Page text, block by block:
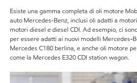
Esiste una gamma completa di oli motore
auto Mercedes-Benz, inclusi oli adatti a
motori diesel e diesel CDI. Ad esempio, ci
per essere adatti ai nuovi modelli Mercedes-
Mercedes C180 berlina, e anche oli motore
come la Mercedes E320 CDI station wagon.